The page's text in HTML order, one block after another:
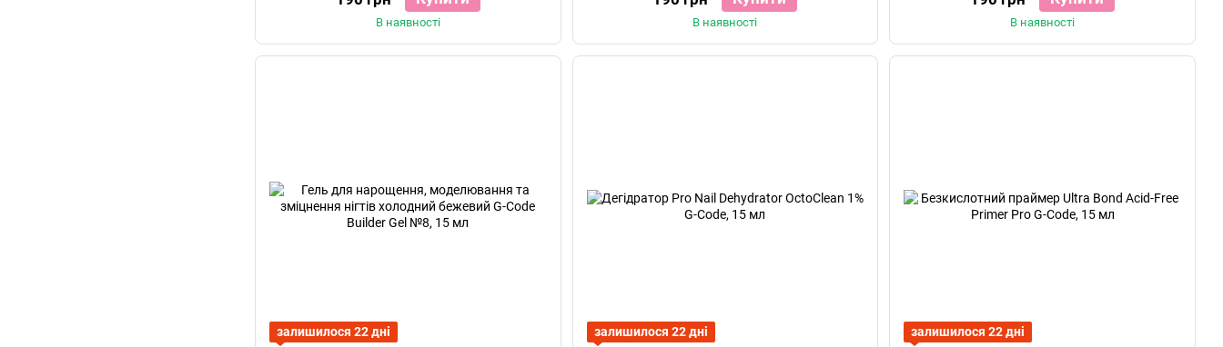
В наявності В наявності В наявності
залишилося 22 дні залишилося 22 дні залишилося 22 дні